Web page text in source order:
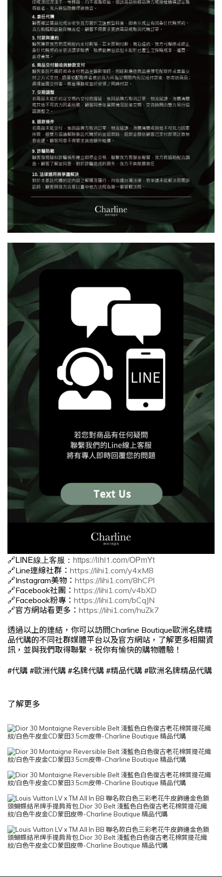
🔗LINE線上客服： https://lihi1.com/OPmYt
🔗Line連線社群： https://lihi1.com/y4xM8
🔗Instagram美物： https://lihi1.com/8hCPl
🔗Facebook社團： https://lihi1.com/v4bXD
🔗Facebook粉專： https://lihi1.com/bCqJN
🔗官方網站看更多： https://lihi1.com/huZk7
透過以上的連結，你可以訪問Charline Boutique歐洲名牌精
品代購的不同社群媒體平台以及官方網站，了解更多相關資
訊，並與我們取得聯繫。祝你有愉快的購物體驗！
#代購 #歐洲代購 #名牌代購 #精品代購 #歐洲名牌精品代購
了解更多